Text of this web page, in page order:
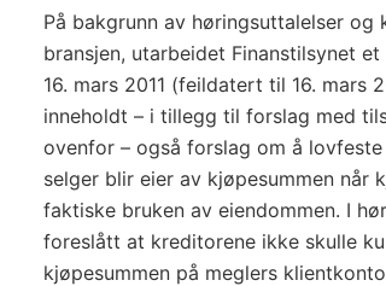
På bakgrunn av høringsuttalelser
bransjen, utarbeidet Finanstilsynet
16. mars 2011 (feildatert til 16. mars
inneholdt – i tillegg til forslag med
ovenfor – også forslag om å
selger blir eier av kjøpesummen når
faktiske bruken av eiendommen. I
foreslått at kreditorene ikke skulle
kjøpesummen på meglers